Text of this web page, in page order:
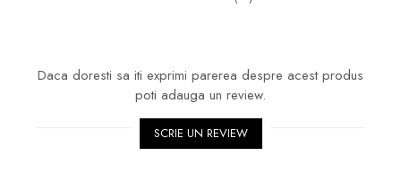
Daca doresti sa iti exprimi parerea despre acest produs
poti adauga un review.
SCRIE UN REVIEW